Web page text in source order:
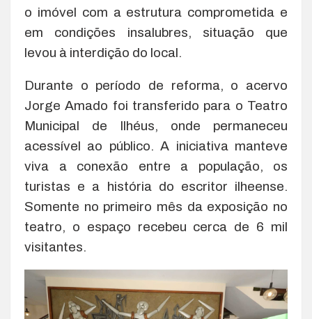
o imóvel com a estrutura comprometida e
em condições insalubres, situação que
levou à interdição do local.
Durante o período de reforma, o acervo
Jorge Amado foi transferido para o Teatro
Municipal de Ilhéus, onde permaneceu
acessível ao público. A iniciativa manteve
viva a conexão entre a população, os
turistas e a história do escritor ilheense.
Somente no primeiro mês da exposição no
teatro, o espaço recebeu cerca de 6 mil
visitantes.